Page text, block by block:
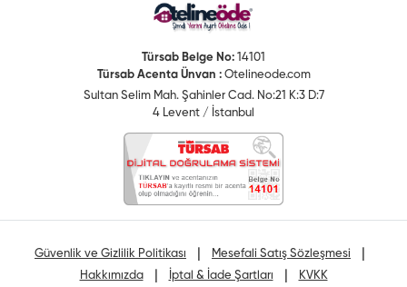
Türsab Belge No: 14101
Türsab Acenta Ünvan : Otelineode.com
Sultan Selim Mah. Şahinler Cad. No:21 K:3 D:7
4 Levent / İstanbul
Güvenlik ve Gizlilik Politikası Mesefali Satış Sözleşmesi
Hakkımızda| İptal & İade Şartları KVKK